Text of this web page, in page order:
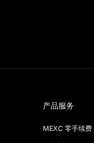
产品服务
MEXC 零手续费